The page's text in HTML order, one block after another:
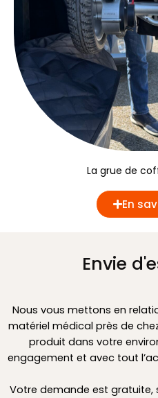
La grue de
En
Envie
Nous vous mettons en
matériel médical près de
produit dans votre
engagement et avec tout
Votre demande est